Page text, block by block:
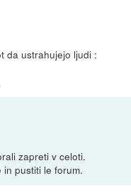
da ustrahujejo ljudi :
zapreti v celoti.
pustiti le forum.